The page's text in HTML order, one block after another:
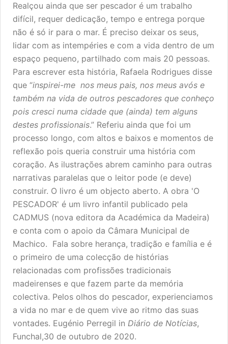
Realçou ainda que ser pescador é um trabalho
difícil, requer dedicação, tempo e entrega porque
não é só ir para o mar. É preciso deixar os seus,
lidar com as intempéries e com a vida dentro de um
espaço pequeno, partilhado com mais 20 pessoas.
Para escrever esta história, Rafaela Rodrigues disse
que “inspirei-me nos meus pais, nos meus avós e
também na vida de outros pescadores que conheço
pois cresci numa cidade que (ainda) tem alguns
destes profissionais.” Referiu ainda que foi um
processo longo, com altos e baixos e momentos de
reflexão pois queria construir uma história com
coração. As ilustrações abrem caminho para outras
narrativas paralelas que o leitor pode (e deve)
construir. O livro é um objecto aberto. A obra 'O
PESCADOR' é um livro infantil publicado pela
CADMUS (nova editora da Académica da Madeira)
e conta com o apoio da Câmara Municipal de
Machico. Fala sobre herança, tradição e família e é
o primeiro de uma colecção de histórias
relacionadas com profissões tradicionais
madeirenses e que fazem parte da memória
colectiva. Pelos olhos do pescador, experienciamos
a vida no mar e de quem vive ao ritmo das suas
vontades. Eugénio Perregil in Diário de Notícias,
Funchal,30 de outubro de 2020.